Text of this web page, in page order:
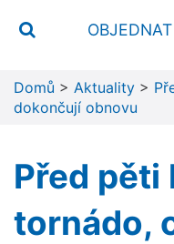
Domů > Aktuality >
dokončují obnovu
Před pěti
tornádo,